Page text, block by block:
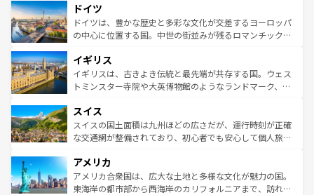
の城塞都市、穏やかなビーチリゾートまで多彩な表情を見
せる。地方によって風土や気候が異なるスペインはその個
性で訪れる人を魅了する。 なお、新着のスペイン情報はコ
で、幅広い魅力が詰まっている。華麗な宮殿、歴史的な大
聖堂、美しいビーチ、そして豊かな自然が、訪れる者を心
から魅了する。また、フランスは美食の国としても知ら
いる。シャンパンの発祥地であるランス、プロヴァンスの
香り高いラベンダー畑など、多彩な楽しみ方が可能だ。さ
らに、パリ以外の地域にも魅力が溢れており、どの街角に
れる地方に足を運ぶとそれぞれで全く異なる文化を体験で
きるだろう。 なお、新着のフランス情報はコンテンツ一覧
を参照してほしい。
ドイツ
ドイツは、豊かな歴史と多彩な文化が交差するヨーロッパ
の中心に位置する国。中世の街並みが残るロマンチック街
顔を持つこの国は、どこを歩いても飽きることがない。ベ
ルリンの文化的活気、バイエルン州のアルプスの絶景、そ
してライン川沿いのワイン畑といった風景は必見。ビール
は、お酒好きな人にはぜひ体験してほしい。 なお、新着の
ドイツ情報はコンテンツ一覧を参照してほしい。
イギリス
イギリスは、古きよき伝統と最先端が共存する国。ウェス
トミンスター寺院や大英博物館のようなランドマーク、歴
リアごとに異なる魅力がある。また、優雅なアフタヌーン
ティー、ビール好きにはたまらない英国パブ、サッカー観
戦など、本場だからこそできる体験も豊富。イギリスを旅
ンツ一覧を参照してほしい。
スイス
スイスの国土面積は九州ほどの広さだが、運行時刻が正確
な交通網が整備されており、初心者でも安心して個人旅行
の建物がそのまま残る町や、スイスならではのユニークな
博物館もあり、アルプス観光だけでなく町歩きも満喫する
ことができる。国民の所得が高いため物価も高いが、旅行
アメリカ
アメリカ合衆国は、広大な土地と多様な文化が魅力の国。
東海岸の都市部から西海岸のカリフォルニアまで、訪れる